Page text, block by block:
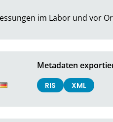
im Labor und vor
Metadaten
RIS XML